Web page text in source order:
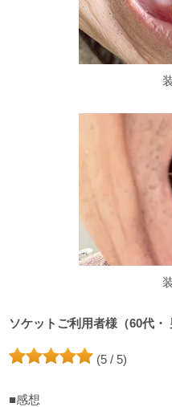
ソケットご利用者様（60代・
(5 / 5)
■感想